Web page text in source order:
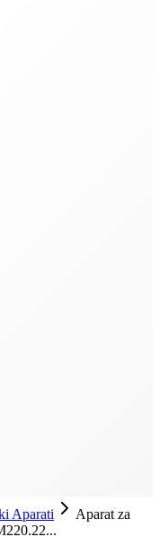
Aparati
Aparat za